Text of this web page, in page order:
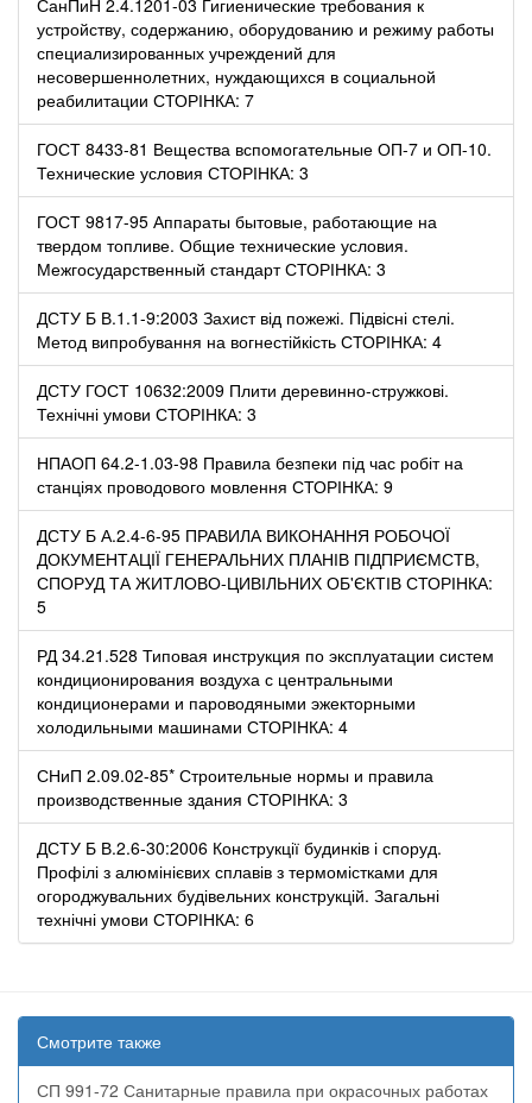
устройству, содержанию, оборудованию и режиму работы
специализированных учреждений для
несовершеннолетних, нуждающихся в социальной
реабилитации СТОРІНКА: 7
ГОСТ 8433-81 Вещества вспомогательные ОП-7 и ОП-10.
Технические условия СТОРІНКА: 3
ГОСТ 9817-95 Аппараты бытовые, работающие на
твердом топливе. Общие технические условия.
Межгосударственный стандарт СТОРІНКА: 3
ДСТУ Б В.1.1-9:2003 Захист від пожежі. Підвісні стелі.
Метод випробування на вогнестійкість СТОРІНКА: 4
ДСТУ ГОСТ 10632:2009 Плити деревинно-стружкові.
Технічні умови СТОРІНКА: 3
НПАОП 64.2-1.03-98 Правила безпеки під час робіт на
станціях проводового мовлення СТОРІНКА: 9
ДСТУ Б А.2.4-6-95 ПРАВИЛА ВИКОНАННЯ РОБОЧОЇ
ДОКУМЕНТАЦІЇ ГЕНЕРАЛЬНИХ ПЛАНІВ ПІДПРИЄМСТВ,
СПОРУД ТА ЖИТЛОВО-ЦИВІЛЬНИХ ОБ'ЄКТІВ СТОРІНКА:
5
РД 34.21.528 Типовая инструкция по эксплуатации систем
кондиционирования воздуха с центральными
кондиционерами и пароводяными эжекторными
холодильными машинами СТОРІНКА: 4
СНиП 2.09.02-85* Строительные нормы и правила
производственные здания СТОРІНКА: 3
ДСТУ Б В.2.6-30:2006 Конструкції будинків і споруд.
Профілі з алюмінієвих сплавів з термомістками для
огороджувальних будівельних конструкцій. Загальні
технічні умови СТОРІНКА: 6
Смотрите также
СП 991-72 Санитарные правила при окрасочных работах